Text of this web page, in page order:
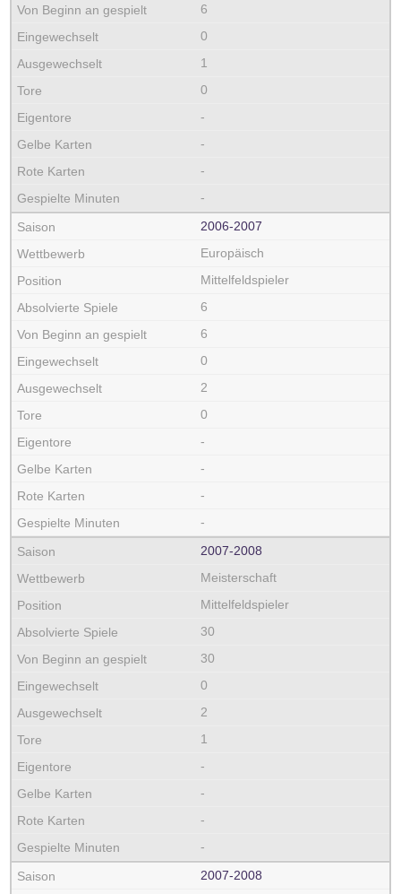
6
0
1
0
-
-
-
-
2006‑2007
Europäisch
Mittelfeldspieler
6
6
0
2
0
-
-
-
-
2007‑2008
Meisterschaft
Mittelfeldspieler
30
30
0
2
1
-
-
-
-
2007‑2008